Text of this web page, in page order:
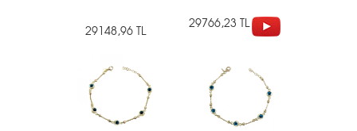
29148,96 TL 29766,23 TL